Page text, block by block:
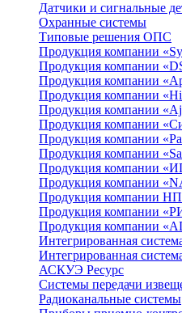
Датчики и сигнальные
Охранные системы
Типовые решения ОПС
Продукция компании
Продукция компании
Продукция компании
Продукция компании
Продукция компании
Продукция компании
Продукция компании
Продукция компании
Продукция компании
Продукция компании
Продукция компании
Продукция компании
Продукция компании
Интегрированная
Интегрированная
АСКУЭ Ресурс
Системы передачи
Радиоканальные системы